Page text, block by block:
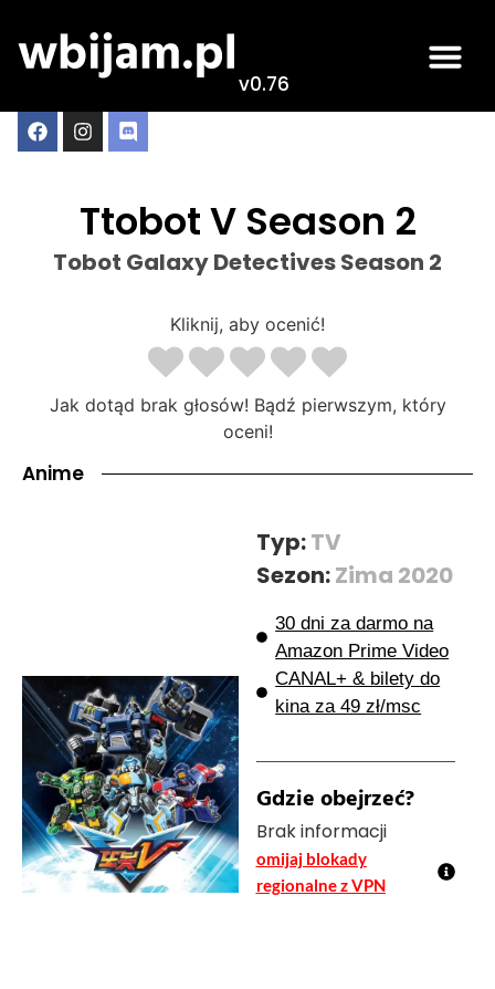
v0.76
Ttobot V Season 2
Tobot Galaxy Detectives Season 2
Kliknij, aby ocenić!
Jak dotąd brak głosów! Bądź pierwszym, który
oceni!
Anime
Typ:TV
Sezon:Zima 2020
30 dni za darmo na
Amazon Prime Video
CANAL+ & bilety do
kina za 49 zł/msc
Gdzie obejrzeć?
Brak informacji
omijaj blokady
regionalne z VPN